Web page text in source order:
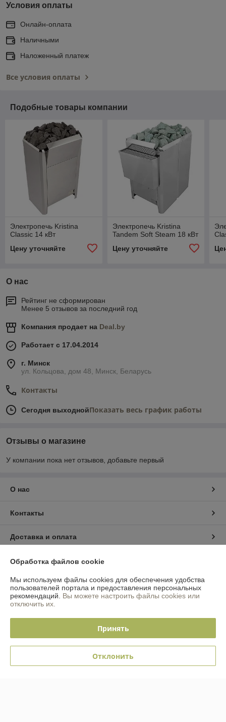
Условия оплаты
Онлайн-оплата
Наличными
Наложенный платеж
Все условия оплаты
Подобные товары компании
Электропечь Kristina
Classic 14 кВт
Цену уточняйте
Электропечь Kristina
Tandem Soft Steam 18 кВт
Цену уточняйте
О нас
Рейтинг не сформирован
Менее 5 отзывов за последний год
Компания продает на Deal.by
Работает с 17.04.2014
г. Минск
ул. Кольцова, дом 48, Минск, Беларусь
Контакты
Сегодня выходнойПоказать весь график работы
Отзывы о магазине
У компании пока нет отзывов, добавьте первый
О нас
Контакты
Доставка и оплата
График работы
Полная версия сайта
Политика обработки cookies
Сайт создан на платформе Deal.by
Обработка файлов cookie
Мы используем файлы cookies для обеспечения удобства
пользователей портала и предоставления персональных
рекомендаций. Вы можете настроить файлы cookies или
отключить их.
Принять
Отклонить